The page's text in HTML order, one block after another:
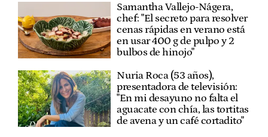
Samantha Vallejo-Nágera,
chef: "El secreto para resolver
cenas rápidas en verano está
en usar 400 g de pulpo y 2
bulbos de hinojo"
Nuria Roca (53 años),
presentadora de televisión:
"En mi desayuno no falta el
aguacate con chía, las tortitas
de avena y un café cortadito"